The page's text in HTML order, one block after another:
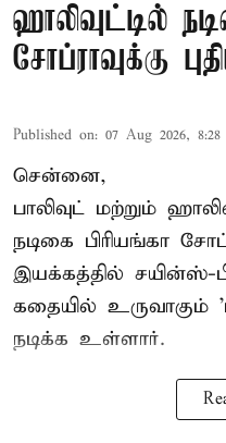
ஹாலிவுட்டில்
சோப்ராவுக்கு
Published on: 07 Aug 2026, 8:28
சென்னை,
பாலிவுட் மற்றும்
நடிகை பிரியங்கா
இயக்கத்தில் சயின்ஸ்-
கதையில் உருவாகும்
நடிக்க உள்ளார்.